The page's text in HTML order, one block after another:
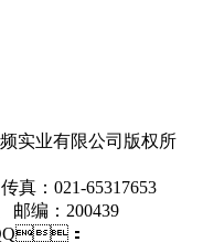
实业有限公司 版权所
真：021-65317653
编：200439
QQ：